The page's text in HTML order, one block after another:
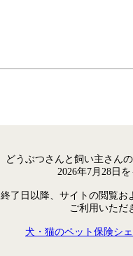
どうぶつさんと飼い主さん
2026年7月28日
終了日以降、サイトの閲覧お
ご利用いただ
犬・猫のペット保険シ